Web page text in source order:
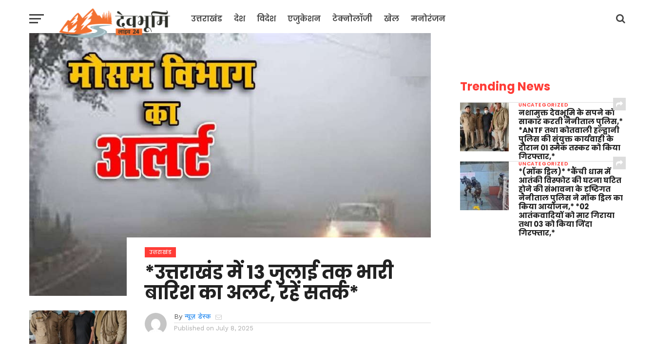
उत्तराखंड देश विदेश एजुकेशन टेक्नोलॉजी खेल मनोरंजन
उत्तराखंड
*उत्तराखंड में 13 जुलाई तक भारी
बारिश का अलर्ट, रहें सतर्क*
By न्यूज़ डेस्क
Published on July 8, 2025
Trending News
UNCATEGORIZED
नशामुक्त देवभूमि के सपने को
साकार करती नैनीताल पुलिस,*
*ANTF तथा कोतवाली हल्द्वानी
पुलिस की संयुक्त कार्यवाही के
दौरान 01 स्मैक तस्कर को किया
गिरफ्तार,*
UNCATEGORIZED
*(मॉक ड्रिल)* *कैंची धाम में
आतंकी विस्फोट की घटना घटित
होने की संभावना के दृष्टिगत
नैनीताल पुलिस ने मॉक ड्रिल का
किया आयोजन,* *02
आतंकवादियों को मार गिराया
तथा 03 को किया जिंदा
गिरफ्तार,*